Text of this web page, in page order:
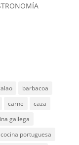
barbacoa
carne
caza
gallega
cocina portuguesa